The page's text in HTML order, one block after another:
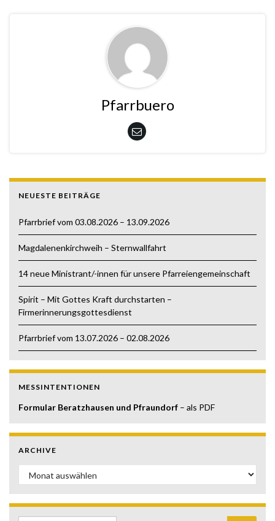
Pfarrbuero
NEUESTE BEITRÄGE
Pfarrbrief vom 03.08.2026 – 13.09.2026
Magdalenenkirchweih – Sternwallfahrt
14 neue Ministrant/-innen für unsere Pfarreiengemeinschaft
Spirit – Mit Gottes Kraft durchstarten –
Firmerinnerungsgottesdienst
Pfarrbrief vom 13.07.2026 – 02.08.2026
MESSINTENTIONEN
Formular Beratzhausen und Pfraundorf – als PDF
ARCHIVE
Archive